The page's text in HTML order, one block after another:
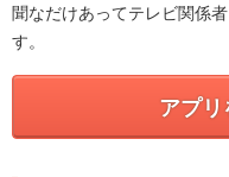
聞なだけあってテレビ関係
す。
アプ